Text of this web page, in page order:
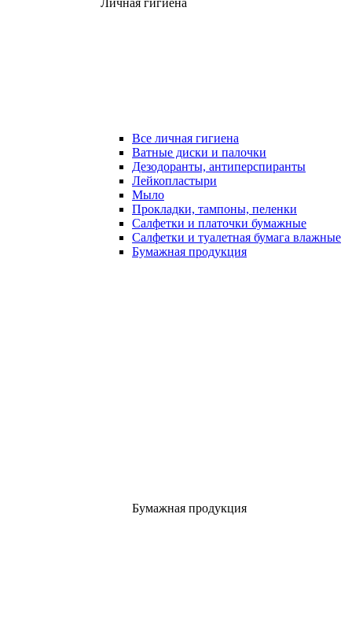
Личная гигиена
Все личная гигиена
Ватные диски и палочки
Дезодоранты, антиперспиранты
Лейкопластыри
Мыло
Прокладки, тампоны, пеленки
Салфетки и платочки бумажные
Салфетки и туалетная бумага влажные
Бумажная продукция
Бумажная продукция